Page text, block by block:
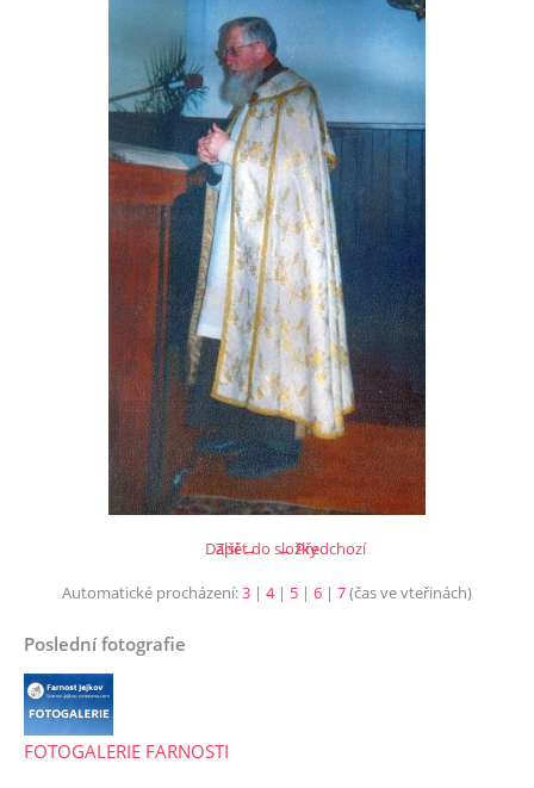
← Předchozí
Další →
Zpět do složky
Automatické procházení:3 | 4| 5 | 6 | 7(čas ve vteřinách)
Poslední fotografie
FOTOGALERIE FARNOSTI